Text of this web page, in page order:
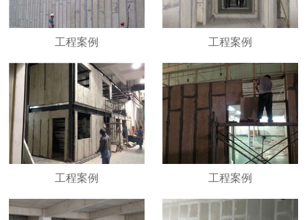
联系我们
工程案例 工程案例
工程案例 工程案例